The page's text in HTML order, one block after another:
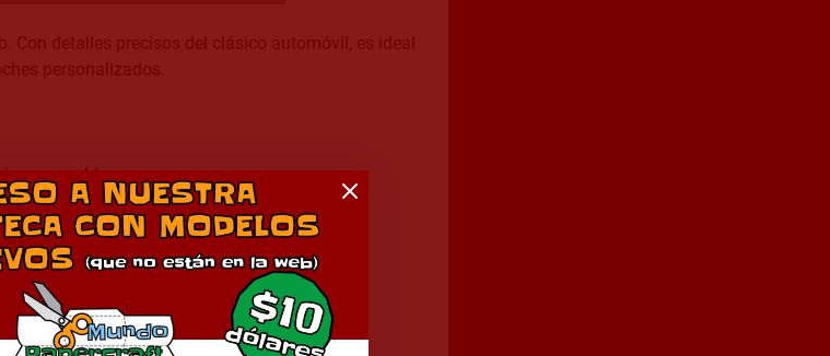
detalles precisos del clásico automóvil, es ideal
personalizados.
y ensamblar